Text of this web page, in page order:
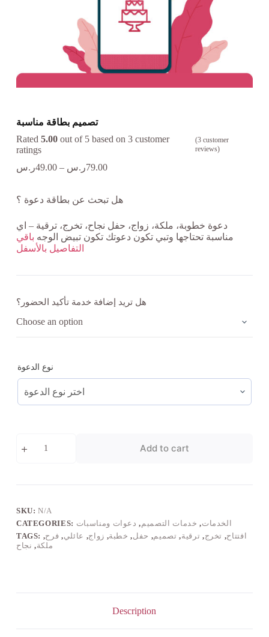
تصميم بطاقة مناسبة
Rated 5.00out of 5 based on 3customer
ratings
(3 customer
reviews)
49.00ر.س – 79.00ر.س
هل تبحث عن بطاقة دعوة ؟
دعوة خطوبة، ملكة، زواج، حفل نجاح، تخرج، ترقية – اي
مناسبة تحتاجها وتبي تكون دعوتك تكون تبيض الوجه باقي
التفاصيل بالأسفل
هل تريد إضافة خدمة تأكيد الحضور؟
نوع الدعوة
بطاقة
Add to cart
SKU:N/A
CATEGORIES:
الخدمات, خدمات التصميم , دعوات ومناسبات
TAGS:
افتتاح, تخرج, ترقية, تصميم, حفل, خطبة, زواج, عائلي, فرح,
ملكة, نجاح
Description